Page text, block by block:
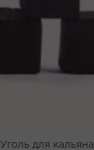
Уголь для кальяна